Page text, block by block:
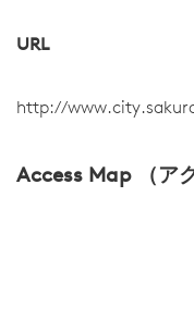
URL
http://
Access Map （ア